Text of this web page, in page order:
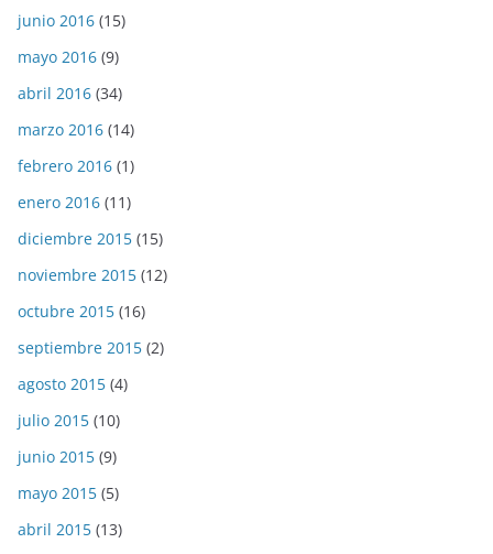
junio 2016 (15)
mayo 2016 (9)
abril 2016 (34)
marzo 2016 (14)
febrero 2016 (1)
enero 2016 (11)
diciembre 2015 (15)
noviembre 2015 (12)
octubre 2015 (16)
septiembre 2015 (2)
agosto 2015 (4)
julio 2015 (10)
junio 2015 (9)
mayo 2015 (5)
abril 2015 (13)